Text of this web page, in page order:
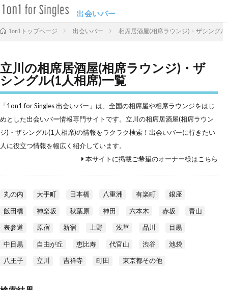
出会いバー
1on1トップページ 出会いバー 相席居酒屋(相席ラウンジ)・ザシング
立川の相席居酒屋(相席ラウンジ)・ザ
シングル(1人相席)一覧
「1on1 for Singles 出会いバー」は、全国の相席屋や相席ラウンジをはじ
めとした出会いバー情報専門サイトです。立川の相席居酒屋(相席ラウン
ジ)・ザシングル(1人相席)の情報をラクラク検索！出会いバーに行きたい
人に役立つ情報を幅広く紹介しています。
本サイトに掲載ご希望のオーナー様はこちら
丸の内 大手町 日本橋 八重洲 有楽町 銀座
飯田橋 神楽坂 秋葉原 神田 六本木 赤坂 青山
表参道 原宿 新宿 上野 浅草 品川 目黒
中目黒 自由が丘 恵比寿 代官山 渋谷 池袋
八王子 立川 吉祥寺 町田 東京都その他